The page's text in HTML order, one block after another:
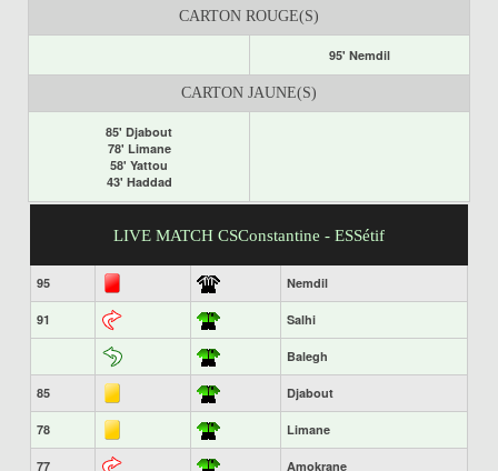
CARTON ROUGE(S)
95' Nemdil
CARTON JAUNE(S)
85' Djabout
78' Limane
58' Yattou
43' Haddad
LIVE MATCH CSConstantine - ESSétif
95 Nemdil
91 Salhi
Balegh
85 Djabout
78 Limane
77 Amokrane